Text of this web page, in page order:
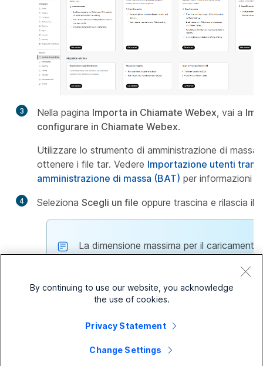
3 Nella pagina Importa in Chiamate Webex, vai a
configurare in Chiamate Webex.
Utilizzare lo strumento di amministrazione di massa
ottenere i file tar. Vedere Importazione utenti
amministrazione di massa (BAT) per informazioni
4 Seleziona Scegli un file oppure trascina e rilascia il
La dimensione massima per il
Se desideri annullare o sostituire il file
suSostituisciper sostituire il file Unified
By continuing to use our website, you acknowledge
the use of cookies.
Privacy Statement
Change Settings